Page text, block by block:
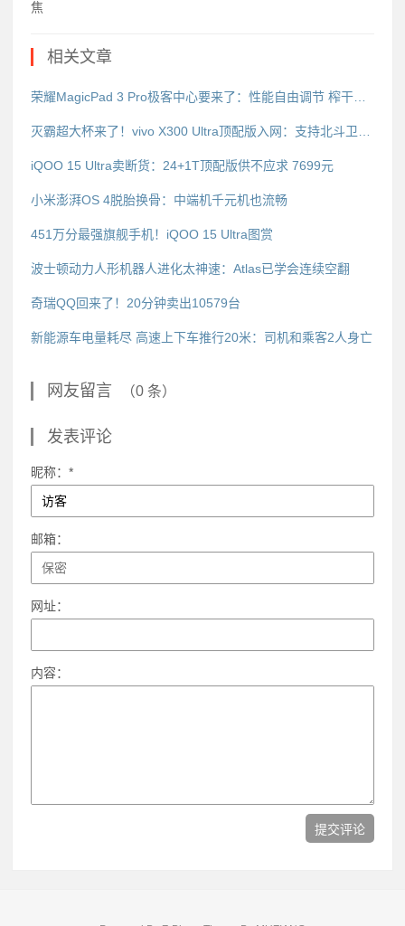
焦
相关文章
荣耀MagicPad 3 Pro极客中心要来了：性能自由调节 榨干第五代骁龙8至尊版
灭霸超大杯来了！vivo X300 Ultra顶配版入网：支持北斗卫星短信
iQOO 15 Ultra卖断货：24+1T顶配版供不应求 7699元
小米澎湃OS 4脱胎换骨：中端机千元机也流畅
451万分最强旗舰手机！iQOO 15 Ultra图赏
波士顿动力人形机器人进化太神速：Atlas已学会连续空翻
奇瑞QQ回来了！20分钟卖出10579台
新能源车电量耗尽 高速上下车推行20米：司机和乘客2人身亡
网友留言 （0 条）
发表评论
昵称：*
邮箱：
网址：
内容：